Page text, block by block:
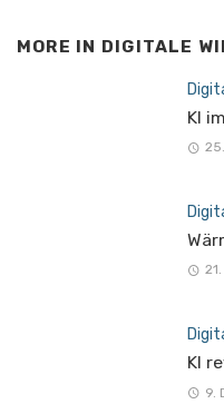
MORE IN DIGITALE
KI
KI
9.